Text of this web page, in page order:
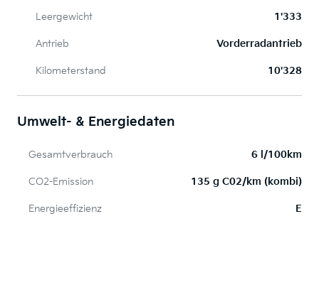
Leergewicht 1'333
Antrieb Vorderradantrieb
Kilometerstand 10'328
Umwelt- & Energiedaten
Gesamtverbrauch 6 l/100km
CO2-Emission 135 g C02/km (kombi)
Energieeffizienz E